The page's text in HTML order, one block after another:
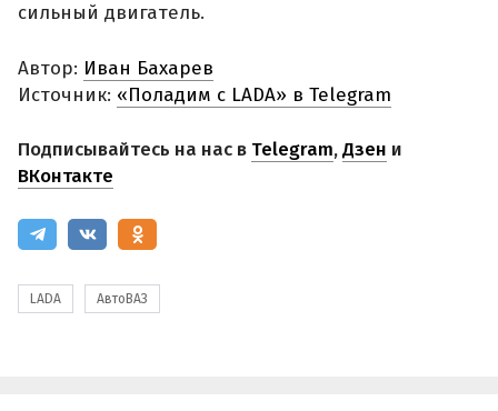
сильный двигатель.
Автор: Иван Бахарев
Источник: «Поладим с LADA» в Telegram
Подписывайтесь на нас в Telegram,Дзен и
ВКонтакте
LADA АвтоВАЗ